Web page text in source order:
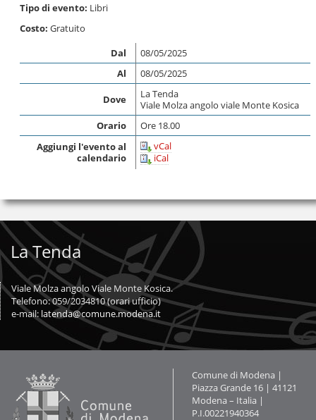
Tipo di evento: Libri
Costo: Gratuito
Dal
08/05/2025
Al
08/05/2025
Dove
La Tenda
Viale Molza angolo viale Monte Kosica
Orario
Ore 18.00
Aggiungi l'evento al
calendario
vCal
iCal
La Tenda
Viale Molza angolo Viale Monte Kosica.
Telefono: 059/2034810 (orari ufficio)
e-mail: latenda@comune.modena.it
Contatti
Comune di Modena |
Piazza Grande 16 | 41121
Modena – Italia |
P.I.00221940364